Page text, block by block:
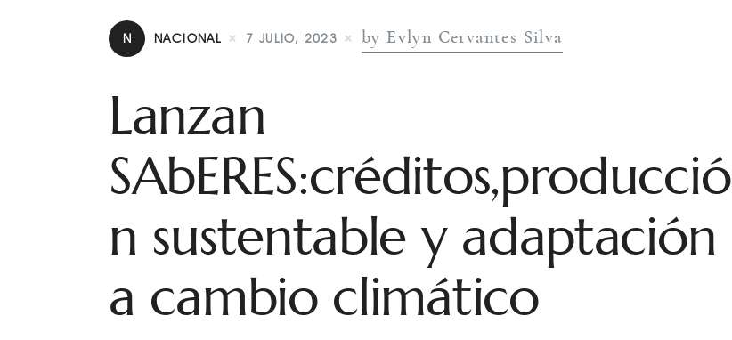
N NACIONAL 7 JULIO, 2023 by Evlyn Cervantes Silva
Lanzan
SAbERES:créditos,producció
n sustentable y adaptación
a cambio climático